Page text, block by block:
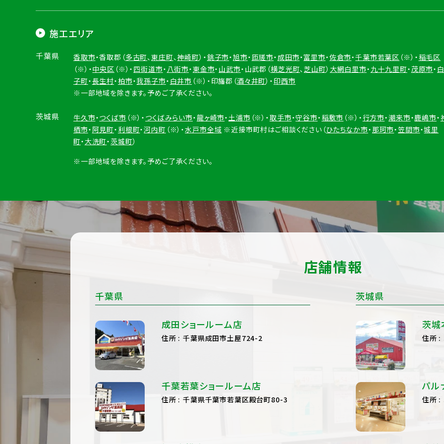
施工エリア
千葉県 香取市・香取郡（多古町、東庄町、神崎町）・銚子市・旭市・ 匝瑳市・ 成田市・富里市・佐倉市・千葉市若葉区 （※）・ 稲毛区
（※）・中央区 （※）・ 四街道市・ 八街市・東金市・ 山武市・山武郡（横芝光町、芝山町） 大網白里市・ 九十九里町・茂原市・ 白
子町・長生村・ 柏市・我孫子市・ 白井市 （※）・印旛郡（酒々井町）・ 印西市
※一部地域を除きます。予めご了承ください。
茨城県 牛久市・つくば市 （※）・ つくばみらい市・龍ヶ崎市・ 土浦市 （※）・取手市・守谷市・ 稲敷市 （※）・行方市・潮来市・鹿嶋市・
栖市・ 阿見町・利根町・河内町 （※）・水戸市全域 ※近接市町村はご相談ください（ひたちなか市・那珂市・笠間市・城里
町・大洗町・茨城町）
※一部地域を除きます。予めご了承ください。
店舗情報
千葉県
成田ショールーム店
住所 千葉県成田市土屋724-2
千葉若葉ショールーム店
住所 千葉県千葉市若葉区殿台町80-3
茨城県
茨城
住所
パル
住所